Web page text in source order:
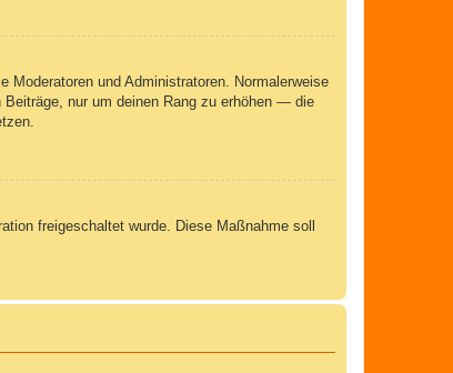
und Administratoren. Normalerweise
nur um deinen Rang zu erhöhen — die
freigeschaltet wurde. Diese Maßnahme soll